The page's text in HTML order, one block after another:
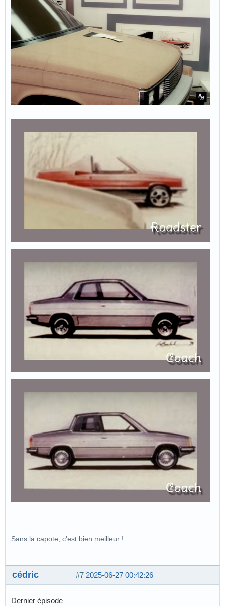
Sans la capote, c'est bien meilleur !
#7 2025-06-27 00:42:26
cédric
Dernier épisode